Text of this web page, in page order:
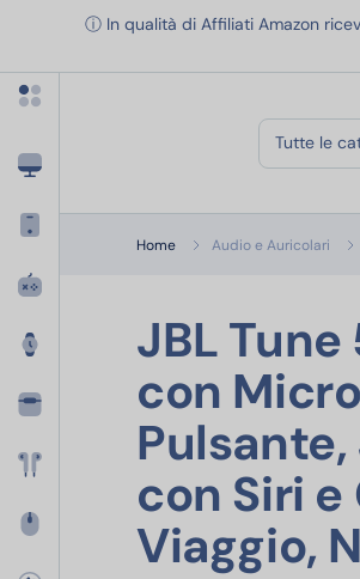
ⓘ In qualità di Affiliati Amazon
Apri menu categorie
Home Audio e Auricolari
JBL
con
con Siri e
Viaggio,